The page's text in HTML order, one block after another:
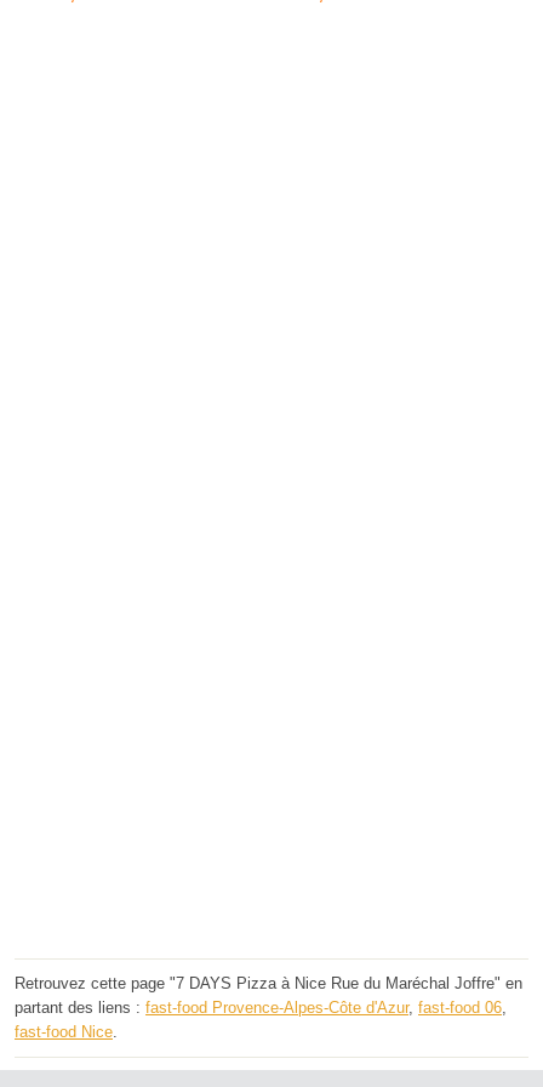
Retrouvez cette page "7 DAYS Pizza à Nice Rue du Maréchal Joffre" en
partant des liens : fast-food Provence-Alpes-Côte d'Azur, fast-food 06,
fast-food Nice.